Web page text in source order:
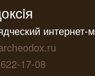
интернет-
17-08